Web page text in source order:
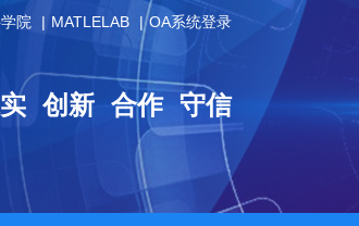
院 MATLELAB OA系统登录
创新 合作 守信